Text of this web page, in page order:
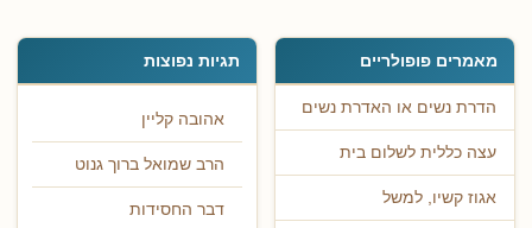
מאמרים פופולריים
הדרת נשים או האדרת נשים
עצה כללית לשלום בית
אגוז קשיו, למשל
תגיות נפוצות
אהובה קליין
הרב שמואל ברוך גנוט
דבר החסידות